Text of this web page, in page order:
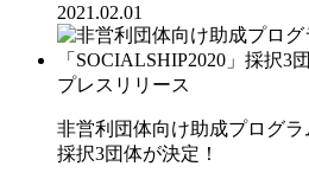
2021.02.01
プレスリリース
非営利団体向け助成プログラ
採択3団体が決定！